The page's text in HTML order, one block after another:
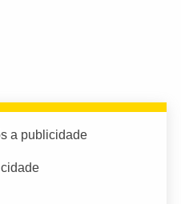
a publicidade